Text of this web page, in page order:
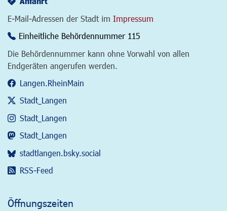
E-Mail-Adressen der Stadt im Impressum
Einheitliche Behördennummer 115
Die Behördennummer kann ohne Vorwahl von allen
Endgeräten angerufen werden.
Langen.RheinMain
Stadt_Langen
Stadt_Langen
Stadt_Langen
stadtlangen.bsky.social
RSS-Feed
Öffnungszeiten